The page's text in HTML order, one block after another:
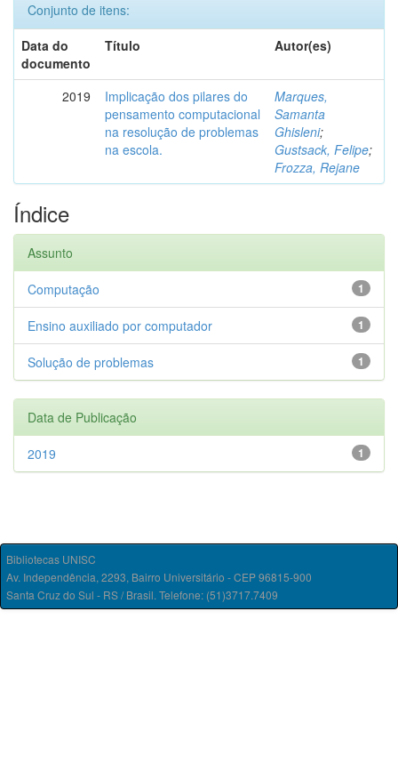
Conjunto de itens:
Data do
documento
Título Autor(es)
2019
Implicação dos pilares do
pensamento computacional
na resolução de problemas
na escola.
Marques,
Samanta
Ghisleni;
Gustsack, Felipe;
Frozza, Rejane
Índice
Assunto
1
Computação
1
Ensino auxiliado por computador
1
Solução de problemas
Data de Publicação
1
2019
Bibliotecas UNISC
Av. Independência, 2293, Bairro Universitário - CEP 96815-900
Santa Cruz do Sul - RS / Brasil. Telefone: (51)3717.7409